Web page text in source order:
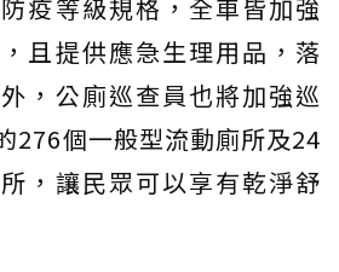
疫等級規格，全車皆加強
且提供應急生理用品，落
，公廁巡查員也將加強巡
276個一般型流動廁所及24
，讓民眾可以享有乾淨舒